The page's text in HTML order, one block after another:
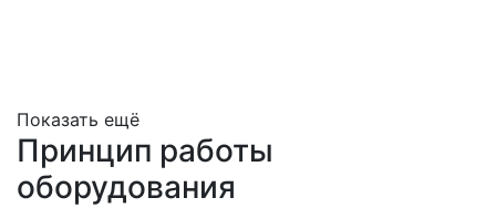
Показать ещё
Принцип работы
оборудования